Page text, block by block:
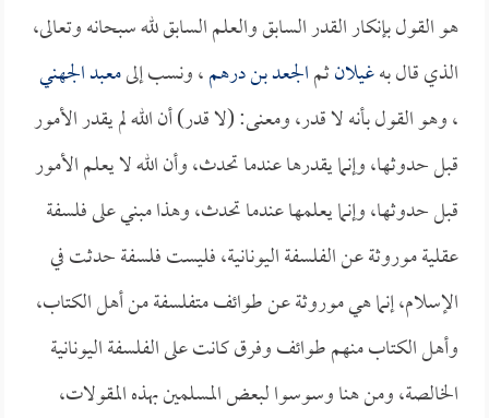
هو القول بإنكار القدر السابق والعلم السابق لله سبحانه وتعالى،
الذي قال بهغيلانثمالجعد بن درهم، ونسب إلىمعبد الجهني
، وهو القول بأنه لا قدر، ومعنى: (لا قدر) أن الله لم يقدر الأمور
قبل حدوثها، وإنما يقدرها عندما تحدث، وأن الله لا يعلم الأمور
قبل حدوثها، وإنما يعلمها عندما تحدث، وهذا مبني على فلسفة
عقلية موروثة عن الفلسفة اليونانية، فليست فلسفة حدثت في
الإسلام، إنما هي موروثة عن طوائف متفلسفة من أهل الكتاب،
وأهل الكتاب منهم طوائف وفرق كانت على الفلسفة اليونانية
الخالصة، ومن هنا وسوسوا لبعض المسلمين بهذه المقولات،